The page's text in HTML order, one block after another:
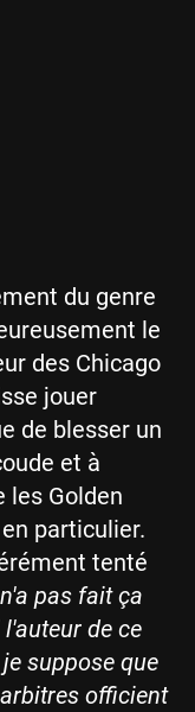
du genre
le
des Chicago
jouer
de blesser un
et à
les Golden
particulier.
tenté
pas fait ça
de ce
suppose que
officient